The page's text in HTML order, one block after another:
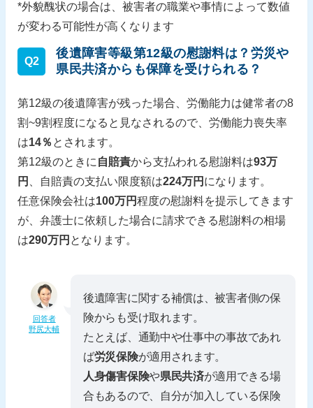
*外貌醜状の場合は、被害者の職業や事情によって数値
が変わる可能性が高くなります
Q2
後遺障害等級第12級の慰謝料は？労災や
県民共済からも保障を受けられる？
第12級の後遺障害が残った場合、労働能力は健常者の8
割~9割程度になると見なされるので、労働能力喪失率
は14％ とされます。
第12級のときに 自賠責から支払われる慰謝料は93万
円
、自賠責の支払い限度額は224万円 になります。
任意保険会社は100万円程度の慰謝料を提示してきます
が、弁護士に依頼した場合に請求できる慰謝料の相場
は290万円 となります。
回答者
野尻大輔
後遺障害に関する補償は、被害者側の保
険からも受け取れます。
たとえば、通勤中や仕事中の事故であれ
ば労災保険が適用されます。
人身傷害保険や県民共済が適用できる場
合もあるので、自分が加入している保険